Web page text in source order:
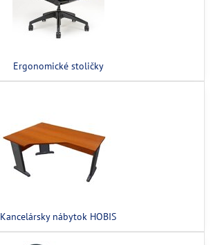
Ergonomické stoličky
Kancelársky nábytok HOBIS